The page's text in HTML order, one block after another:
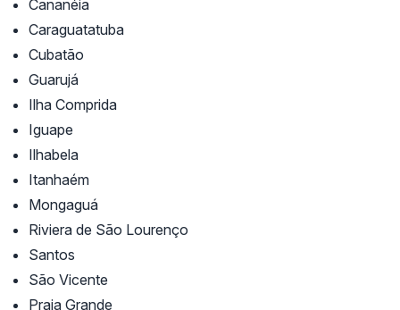
Cananéia
Caraguatatuba
Cubatão
Guarujá
Ilha Comprida
Iguape
Ilhabela
Itanhaém
Mongaguá
Riviera de São Lourenço
Santos
São Vicente
Praia Grande